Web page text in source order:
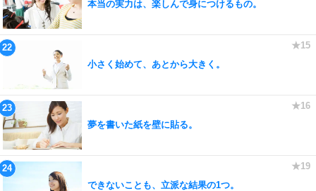
本当の実力は、楽しんで身につけるもの。
小さく始めて、あとから大きく。
夢を書いた紙を壁に貼る。
できないことも、立派な結果の1つ。